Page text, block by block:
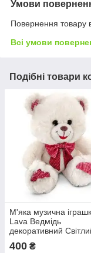
Умови
Повернення товару
Всі умови
Подібні товари
М'яка музична
Lava Ведмідь
декоративний
см
400 ₴